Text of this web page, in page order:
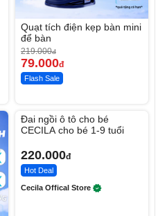
Quạt tích điện kẹp bàn mini
để bàn
219.000đ
79.000đ
Flash Sale
Đai ngồi ô tô cho bé
CECILA cho bé 1-9 tuổi
220.000đ
Hot Deal
Cecila Offical Store